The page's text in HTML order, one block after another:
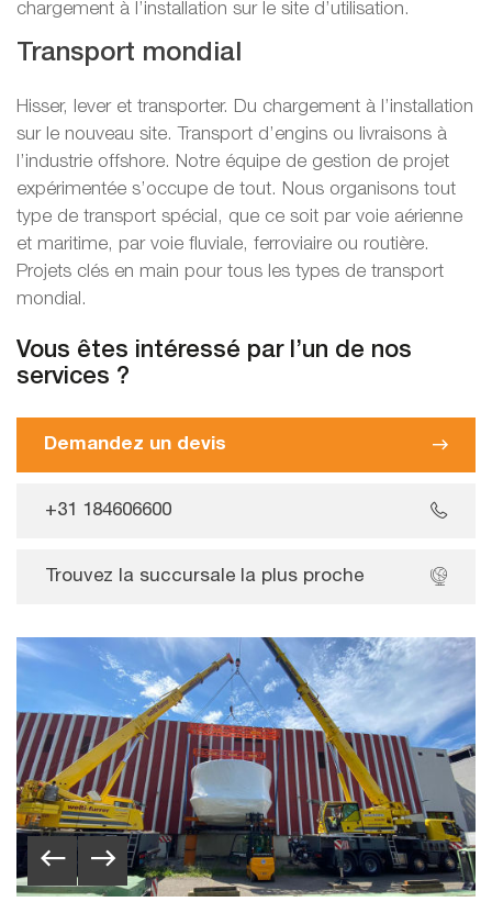
chargement à l’installation sur le site d’utilisation.
Transport mondial
Hisser, lever et transporter. Du chargement à l’installation
sur le nouveau site. Transport d’engins ou livraisons à
l’industrie offshore. Notre équipe de gestion de projet
expérimentée s’occupe de tout. Nous organisons tout
type de transport spécial, que ce soit par voie aérienne
et maritime, par voie fluviale, ferroviaire ou routière.
Projets clés en main pour tous les types de transport
mondial.
Vous êtes intéressé par l’un de nos
services ?
Demandez un devis
+31 184606600
Trouvez la succursale la plus proche